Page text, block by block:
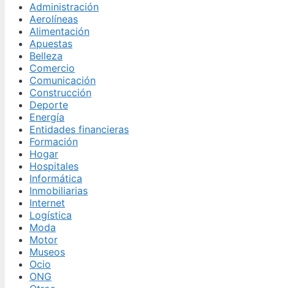
Administración
Aerolíneas
Alimentación
Apuestas
Belleza
Comercio
Comunicación
Construcción
Deporte
Energía
Entidades financieras
Formación
Hogar
Hospitales
Informática
Inmobiliarias
Internet
Logística
Moda
Motor
Museos
Ocio
ONG